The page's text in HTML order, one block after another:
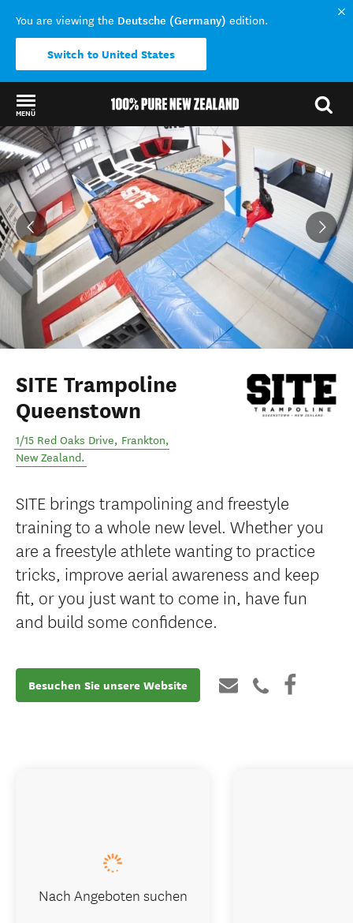
You are viewing the Deutsche (Germany) edition.
Switch to United States
MENÜ
Back to my results
SITE Trampoline
Queenstown
1/15 Red Oaks Drive, Frankton,
New Zealand.
SITE brings trampolining and freestyle
training to a whole new level. Whether you
are a freestyle athlete wanting to practice
tricks, improve aerial awareness and keep
fit, or you just want to come in, have fun
and build some confidence.
Besuchen Sie unsere Website
Nach Angeboten suchen